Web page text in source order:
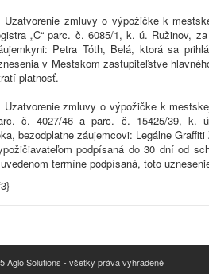
Uzatvorenie zmluvy o výpožičke k
„C“ parc. č. 6085/1, k. ú. Ružinov,
Petra Tóth, Belá, ktorá sa
v Mestskom zastupiteľstve
platnosť.
Uzatvorenie zmluvy o výpožičke k
č. 4027/46 a parc. č. 15425/39, k.
bezodplatne záujemcovi: Legálne
podpísaná do 30 dní od
termíne podpísaná, toto
Aglo Solutions - všetky práva vyhradené